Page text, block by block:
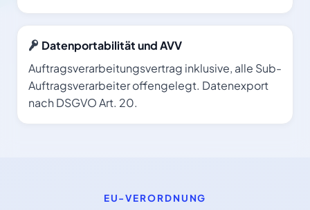
Datenportabilität und AVV
Auftragsverarbeitungsvertrag inklusive, alle Sub-
Auftragsverarbeiter offengelegt. Datenexport
nach DSGVO Art. 20.
EU-VERORDNUNG